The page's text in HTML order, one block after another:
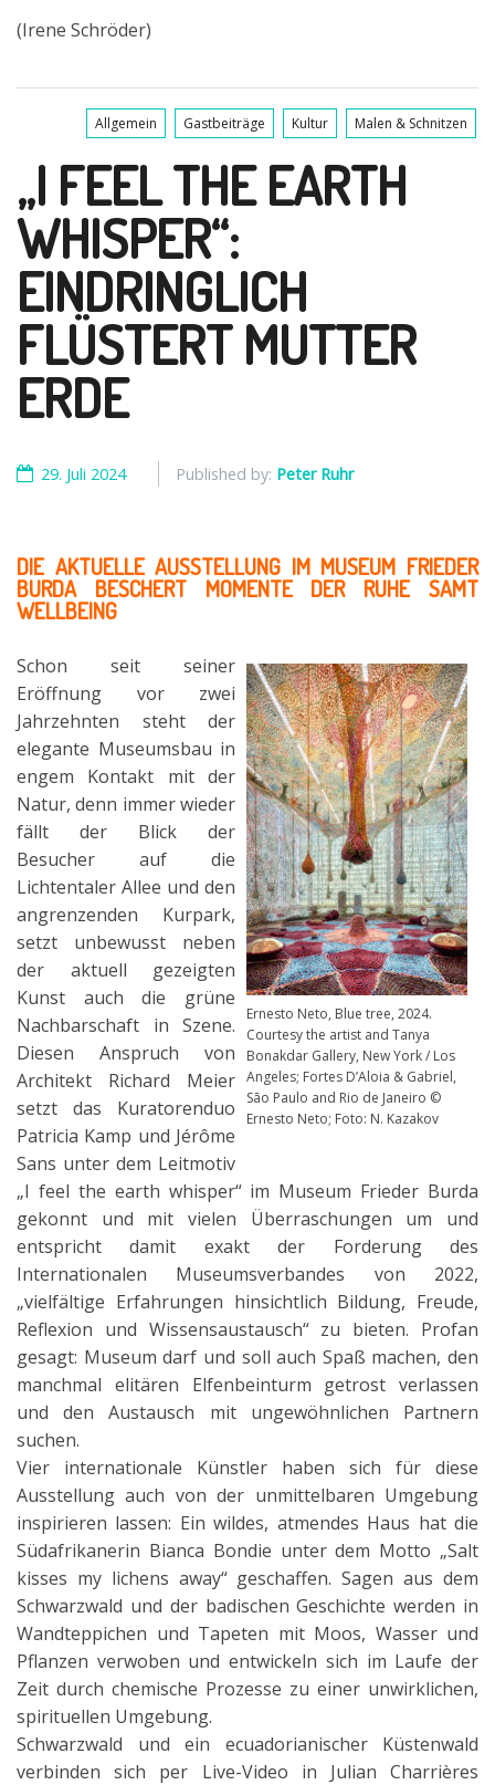
(Irene Schröder)
Allgemein Gastbeiträge Kultur Malen & Schnitzen
„I FEEL THE EARTH
WHISPER“:
EINDRINGLICH
FLÜSTERT MUTTER
ERDE
29. Juli 2024 Published by: Peter Ruhr
DIE AKTUELLE AUSSTELLUNG IM MUSEUM FRIEDER
BURDA BESCHERT MOMENTE DER RUHE SAMT
WELLBEING
Ernesto Neto, Blue tree, 2024.
Courtesy the artist and Tanya
Bonakdar Gallery, New York / Los
Angeles; Fortes D’Aloia & Gabriel,
São Paulo and Rio de Janeiro ©
Ernesto Neto; Foto: N. Kazakov
Schon seit seiner
Eröffnung vor zwei
Jahrzehnten steht der
elegante Museumsbau in
engem Kontakt mit der
Natur, denn immer wieder
fällt der Blick der
Besucher auf die
Lichtentaler Allee und den
angrenzenden Kurpark,
setzt unbewusst neben
der aktuell gezeigten
Kunst auch die grüne
Nachbarschaft in Szene.
Diesen Anspruch von
Architekt Richard Meier
setzt das Kuratorenduo
Patricia Kamp und Jérôme
Sans unter dem Leitmotiv
„I feel the earth whisper“ im Museum Frieder Burda
gekonnt und mit vielen Überraschungen um und
entspricht damit exakt der Forderung des
Internationalen Museumsverbandes von 2022,
„vielfältige Erfahrungen hinsichtlich Bildung, Freude,
Reflexion und Wissensaustausch“ zu bieten. Profan
gesagt: Museum darf und soll auch Spaß machen, den
manchmal elitären Elfenbeinturm getrost verlassen
und den Austausch mit ungewöhnlichen Partnern
suchen.
Vier internationale Künstler haben sich für diese
Ausstellung auch von der unmittelbaren Umgebung
inspirieren lassen: Ein wildes, atmendes Haus hat die
Südafrikanerin Bianca Bondie unter dem Motto „Salt
kisses my lichens away“ geschaffen. Sagen aus dem
Schwarzwald und der badischen Geschichte werden in
Wandteppichen und Tapeten mit Moos, Wasser und
Pflanzen verwoben und entwickeln sich im Laufe der
Zeit durch chemische Prozesse zu einer unwirklichen,
spirituellen Umgebung.
Schwarzwald und ein ecuadorianischer Küstenwald
verbinden sich per Live-Video in Julian Charrières